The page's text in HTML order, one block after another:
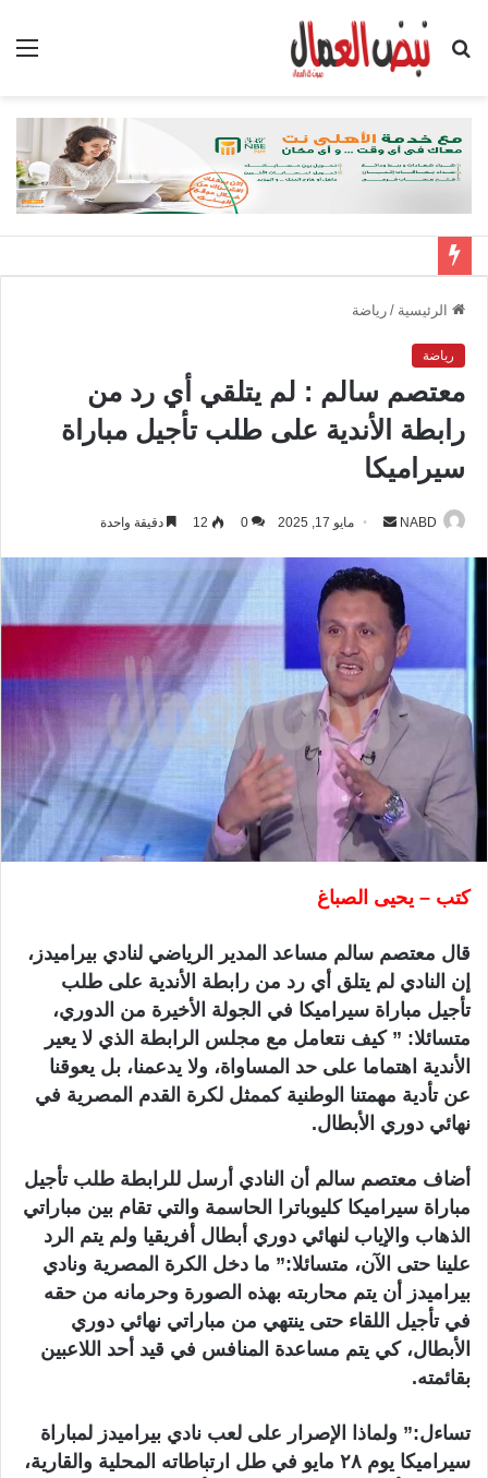
بحث
الرئيسية / رياضة
رياضة
معتصم سالم : لم يتلقي أي رد من
رابطة الأندية على طلب تأجيل مباراة
سيراميكا
NABD
س
ل
ر
د
ل
ك
ت
ر
ا
مايو 17, 2025 0
12 دقيقة واحدة
كتب – يحيى الصباغ
قال معتصم سالم مساعد المدير الرياضي لنادي بيراميدز،
إن النادي لم يتلق أي رد من رابطة الأندية على طلب
تأجيل مباراة سيراميكا في الجولة الأخيرة من الدوري،
متسائلا: ” كيف نتعامل مع مجلس الرابطة الذي لا يعير
الأندية اهتماما على حد المساواة، ولا يدعمنا، بل يعوقنا
عن تأدية مهمتنا الوطنية كممثل لكرة القدم المصرية في
نهائي دوري الأبطال.
أضاف معتصم سالم أن النادي أرسل للرابطة طلب تأجيل
مباراة سيراميكا كليوباترا الحاسمة والتي تقام بين مباراتي
الذهاب والإياب لنهائي دوري أبطال أفريقيا ولم يتم الرد
علينا حتى الآن، متسائلا:” ما دخل الكرة المصرية ونادي
بيراميدز أن يتم محاربته بهذه الصورة وحرمانه من حقه
في تأجيل اللقاء حتى ينتهي من مباراتي نهائي دوري
الأبطال، كي يتم مساعدة المنافس في قيد أحد اللاعبين
بقائمته.
تساءل:” ولماذا الإصرار على لعب نادي بيراميدز لمباراة
سيراميكا يوم ٢٨ مايو في طل ارتباطاته المحلية والقارية،